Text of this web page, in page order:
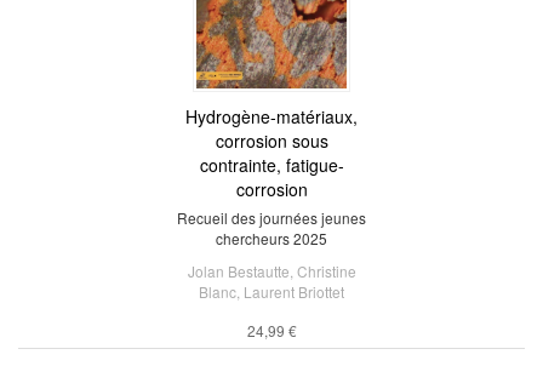
Hydrogène-matériaux,
corrosion sous
contrainte, fatigue-
corrosion
Recueil des journées jeunes
chercheurs 2025
Jolan Bestautte Christine
Blanc Laurent Briottet
24,99 €